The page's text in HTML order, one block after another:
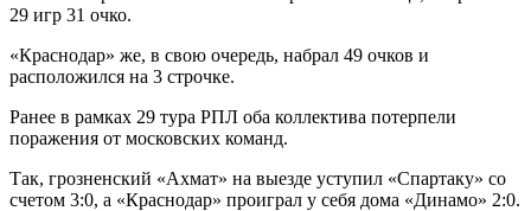
29 игр 31 очко.
«Краснодар» же, в свою очередь, набрал 49 очков и
расположился на 3 строчке.
Ранее в рамках 29 тура РПЛ оба коллектива потерпели
поражения от московских команд.
Так, грозненский «Ахмат» на выезде уступил «Спартаку» со
счетом 3:0, а «Краснодар» проиграл у себя дома «Динамо» 2:0.